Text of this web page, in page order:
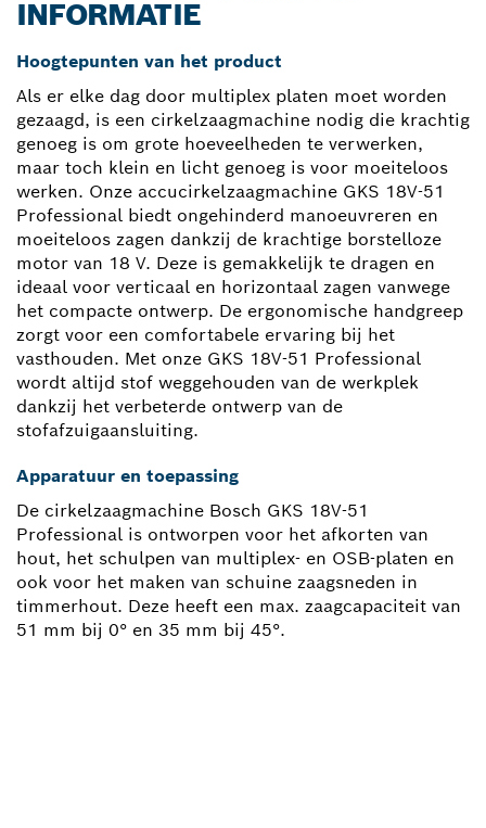
INFORMATIE
Hoogtepunten van het product
Als er elke dag door multiplex platen moet worden
gezaagd, is een cirkelzaagmachine nodig die krachtig
genoeg is om grote hoeveelheden te verwerken,
maar toch klein en licht genoeg is voor moeiteloos
werken. Onze accucirkelzaagmachine GKS 18V-51
Professional biedt ongehinderd manoeuvreren en
moeiteloos zagen dankzij de krachtige borstelloze
motor van 18 V. Deze is gemakkelijk te dragen en
ideaal voor verticaal en horizontaal zagen vanwege
het compacte ontwerp. De ergonomische handgreep
zorgt voor een comfortabele ervaring bij het
vasthouden. Met onze GKS 18V-51 Professional
wordt altijd stof weggehouden van de werkplek
dankzij het verbeterde ontwerp van de
stofafzuigaansluiting.
Apparatuur en toepassing
De cirkelzaagmachine Bosch GKS 18V-51
Professional is ontworpen voor het afkorten van
hout, het schulpen van multiplex- en OSB-platen en
ook voor het maken van schuine zaagsneden in
timmerhout. Deze heeft een max. zaagcapaciteit van
51 mm bij 0° en 35 mm bij 45°.